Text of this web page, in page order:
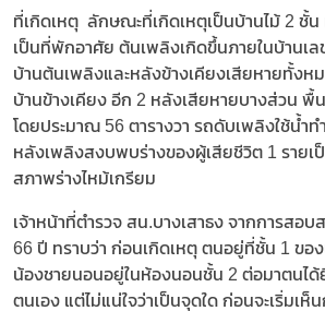
ที่เกิดเหตุ ลักษณะที่เกิดเหตุเป็นบ้านไม้ 2 ชั้น
เป็นที่พักอาศัย ต้นเพลิงเกิดขึ้นภายในบ้านเ
บ้านต้นเพลิงและหลังข้างเคียงเสียหายทั้งห
บ้านข้างเคียง อีก 2 หลังเสียหายบางส่วน พื้
โดยประมาณ 56 ตารางวา รถดับเพลิงใช้น้ำ
หลังเพลิงสงบพบร่างของผู้เสียชีวิต 1 รายเ
สภาพร่างไหม้เกรียม
เจ้าหน้าที่ตำรวจ สน.บางเสาธง จากการสอ
66 ปี ทราบว่า ก่อนเกิดเหตุ ตนอยู่ที่ชั้น 1 ขอ
น้องชายนอนอยู่ในห้องนอนชั้น 2 ต่อมาตนได้
ตนเอง แต่ไม่แน่ใจว่าเป็นจุดใด ก่อนจะเริ่มเ